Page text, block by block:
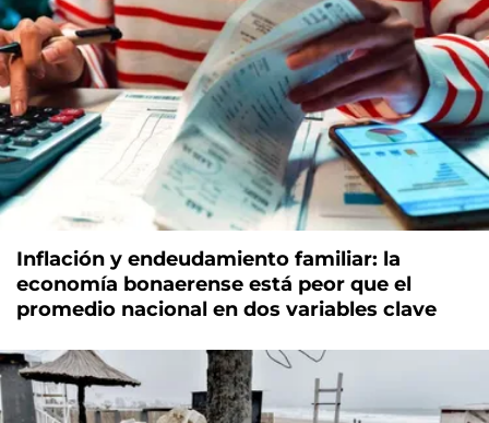
Inflación y endeudamiento familiar: la
economía bonaerense está peor que el
promedio nacional en dos variables clave